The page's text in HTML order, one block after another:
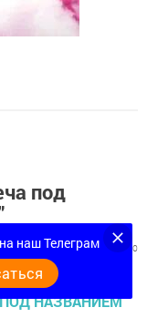
под
962 0 0
наш Телеграм